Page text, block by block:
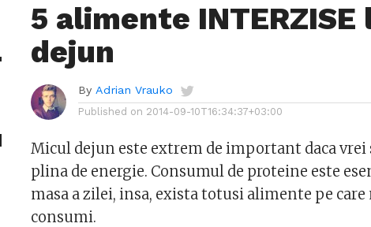
5 alimente
dejun
By Adrian Vrauko
Published on 2014-09-10T16:34:37+03:00
Micul dejun este extrem de important daca
plina de energie. Consumul de proteine este
masa a zilei, insa, exista totusi alimente pe care
consumi.